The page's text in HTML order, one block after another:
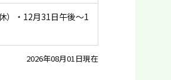
）・12月31日午後〜1
2026年08月01日現在